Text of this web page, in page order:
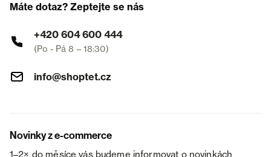
Máte dotaz? Zeptejte se nás
+420 604 600 444
(Po - Pá 8 – 18:30)
info@shoptet.cz
Novinky z e-commerce
1–2× do měsíce vás budeme informovat o novinkách